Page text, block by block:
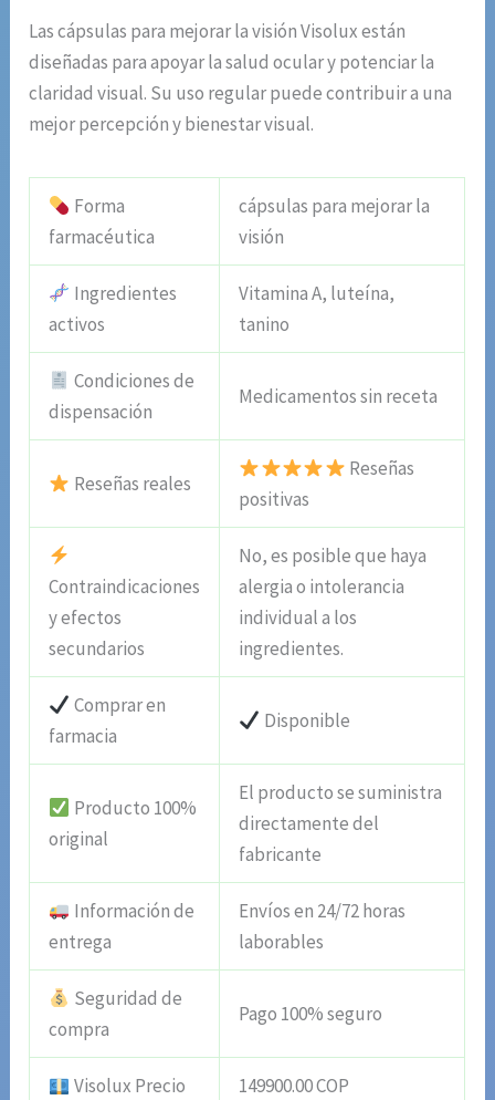
Las cápsulas para mejorar la visión Visolux están
diseñadas para apoyar la salud ocular y potenciar la
claridad visual. Su uso regular puede contribuir a una
mejor percepción y bienestar visual.
Forma
farmacéutica
cápsulas para mejorar la
visión
Ingredientes
activos
Vitamina A, luteína,
tanino
Condiciones de
dispensación
Medicamentos sin receta
Reseñas reales
Reseñas
positivas
Contraindicaciones
y efectos
secundarios
No, es posible que haya
alergia o intolerancia
individual a los
ingredientes.
Comprar en
farmacia
Disponible
Producto 100%
original
El producto se suministra
directamente del
fabricante
Información de
entrega
Envíos en 24/72 horas
laborables
Seguridad de
compra
Pago 100% seguro
Visolux Precio 149900.00 COP